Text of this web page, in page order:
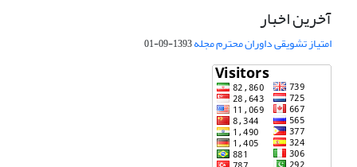
آخرین اخبار
امتیاز تشویقی داوران محترم مجله1393-09-01